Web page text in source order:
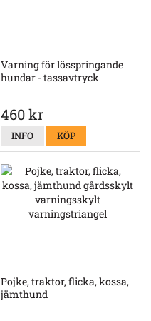
Varning för lösspringande
hundar - tassavtryck
460 kr
INFO KÖP
Pojke, traktor, flicka, kossa,
jämthund